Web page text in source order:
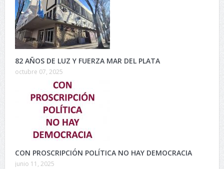
82 AÑOS DE LUZ Y FUERZA MAR DEL PLATA
octubre 07, 2025
CON PROSCRIPCIÓN POLÍTICA NO HAY DEMOCRACIA
junio 11, 2025